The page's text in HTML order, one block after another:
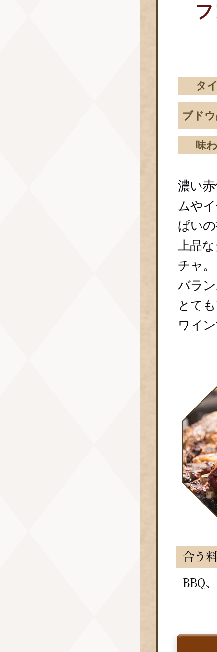
タ
ブド
味
濃い
ムや
ぱい
上品
チャ。
バラ
とて
ワイ